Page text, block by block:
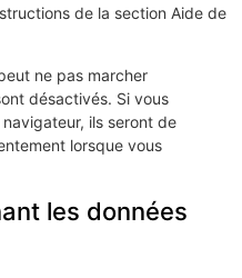
de la section Aide de
ne pas marcher
désactivés. Si vous
ils seront de
lorsque vous
les données